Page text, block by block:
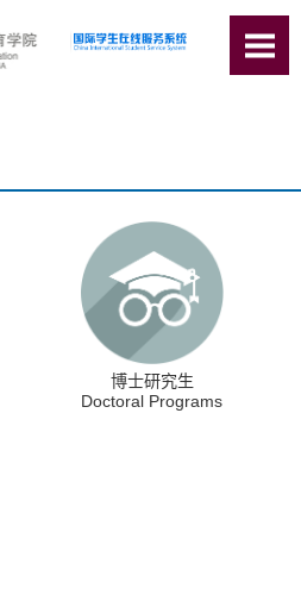
博士研究生
Doctoral Programs